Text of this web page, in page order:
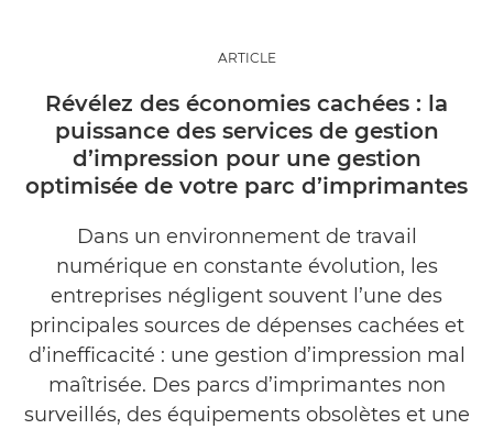
Evénements et témoignages
Articles dédiés aux entreprises et aux professionnels
ARTICLE
Révélez des économies cachées : la
puissance des services de gestion
d’impression pour une gestion
optimisée de votre parc d’imprimantes
Dans un environnement de travail
numérique en constante évolution, les
entreprises négligent souvent l’une des
principales sources de dépenses cachées et
d’inefficacité : une gestion d’impression mal
maîtrisée. Des parcs d’imprimantes non
surveillés, des équipements obsolètes et une